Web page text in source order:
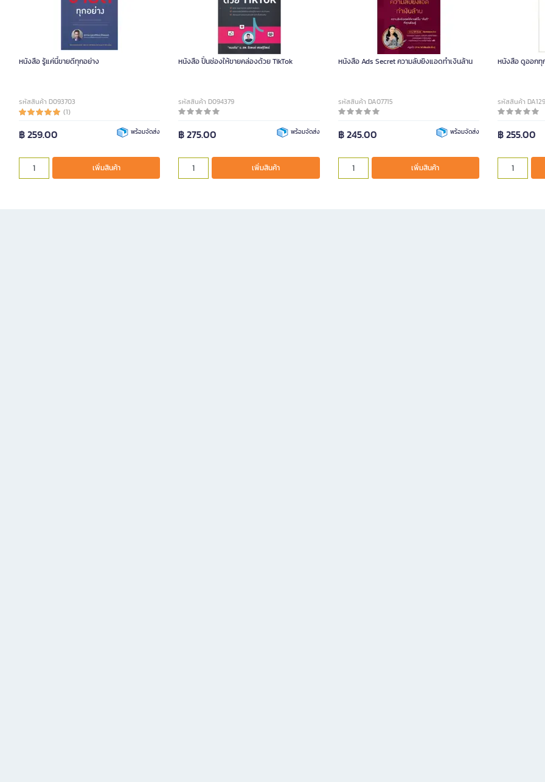
หนังสือ รู้แค่นี้ขายดีทุกอย่าง
รหัสสินค้า D093703
(1)
฿ 259.00 พร้อมจัดส่ง
เพิ่มสินค้า
หนังสือ ปั้นช่องให้ขายคล่องด้วย TikTok
รหัสสินค้า D094379
฿ 275.00 พร้อมจัดส่ง
เพิ่มสินค้า
หนังสือ Ads Secret ความลับยิงแอดทำเงินล้าน
รหัสสินค้า DA07715
฿ 245.00 พร้อมจัดส่ง
เพิ่มสินค้า
หนังสือ ดูออกทุ
รหัสสินค้า
฿ 255.00